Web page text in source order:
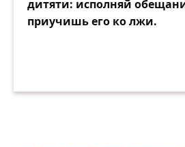
дитяти: исполняй
приучишь его ко лжи.